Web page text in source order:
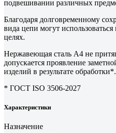
подвешивании различных
Благодаря долговременному
вида цепи могут
целях.
Нержавеющая сталь А4 не
допускается проявление
изделий в результате обработки*.
* ГОСТ ISO 3506-2027
Характеристики
Назначение